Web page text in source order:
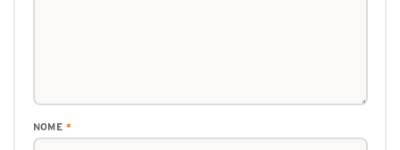
NOME *